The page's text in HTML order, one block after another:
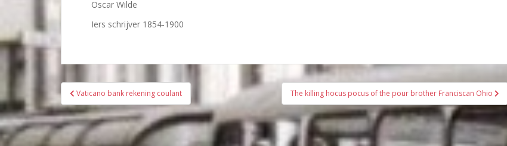
Oscar Wilde
Iers schrijver 1854-1900
Bericht
navigatie
Vaticano bank rekening coulant The killing hocus pocus of the pour brother Franciscan Ohio